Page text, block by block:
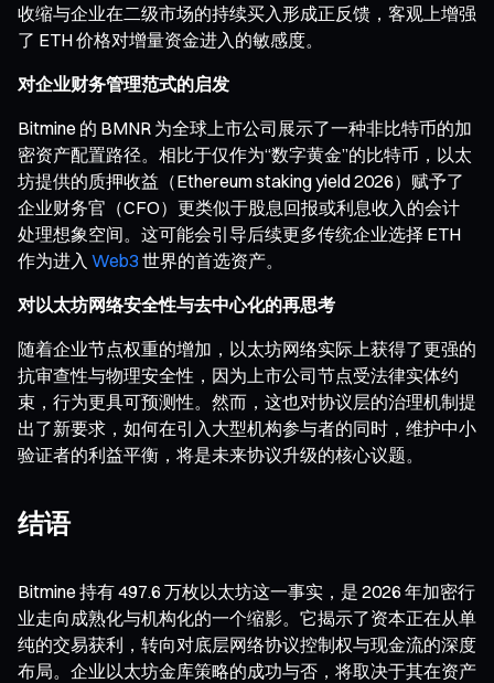
收缩与企业在二级市场的持续买入形成正反馈，客观上增强
了 ETH 价格对增量资金进入的敏感度。
对企业财务管理范式的启发
Bitmine 的 BMNR 为全球上市公司展示了一种非比特币的加
密资产配置路径。相比于仅作为“数字黄金”的比特币，以太
坊提供的质押收益（Ethereum staking yield 2026）赋予了
企业财务官（CFO）更类似于股息回报或利息收入的会计
处理想象空间。这可能会引导后续更多传统企业选择 ETH
作为进入 Web3 世界的首选资产。
对以太坊网络安全性与去中心化的再思考
随着企业节点权重的增加，以太坊网络实际上获得了更强的
抗审查性与物理安全性，因为上市公司节点受法律实体约
束，行为更具可预测性。然而，这也对协议层的治理机制提
出了新要求，如何在引入大型机构参与者的同时，维护中小
验证者的利益平衡，将是未来协议升级的核心议题。
结语
Bitmine 持有 497.6 万枚以太坊这一事实，是 2026 年加密行
业走向成熟化与机构化的一个缩影。它揭示了资本正在从单
纯的交易获利，转向对底层网络协议控制权与现金流的深度
布局。企业以太坊金库策略的成功与否，将取决于其在资产